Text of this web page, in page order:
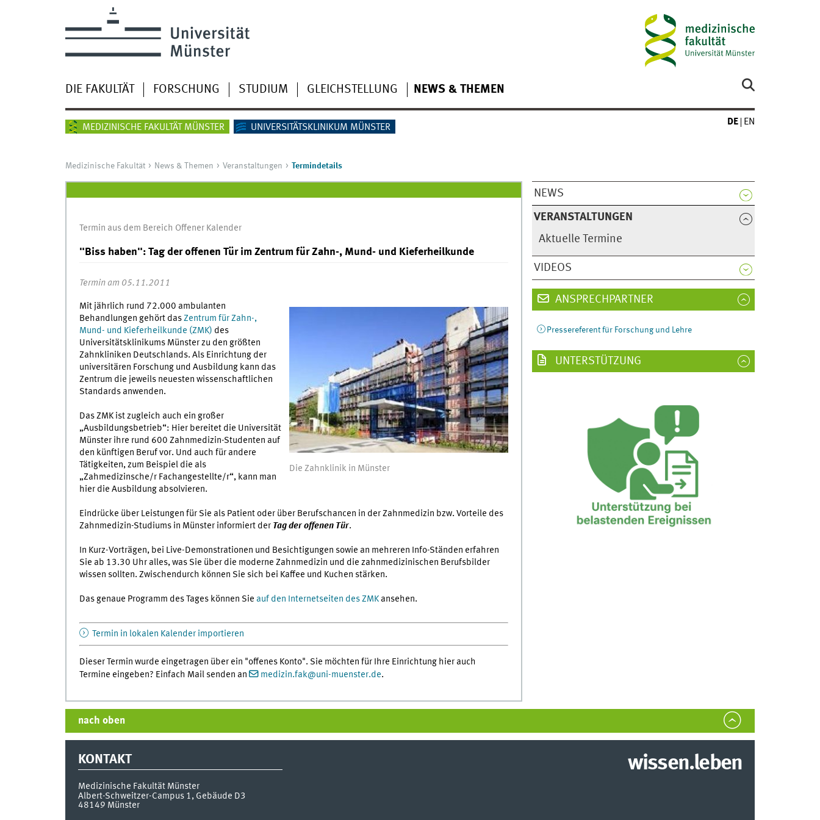
DIE FAKULTÄT FORSCHUNG STUDIUM GLEICHSTELLUNG NEWS & THEMEN
MEDIZINISCHE FAKULTÄT MÜNSTER UNIVERSITÄTSKLINIKUM MÜNSTER
DE EN
Medizinische Fakultät News & Themen Veranstaltungen Termindetails
NEWS
VERANSTALTUNGEN
Aktuelle Termine
VIDEOS
Termin aus dem Bereich Offener Kalender
"Biss haben": Tag der offenen Tür im Zentrum für Zahn-, Mund- und Kieferheilkunde
Termin am 05.11.2011
Die Zahnklinik in Münster
Mit jährlich rund 72.000 ambulanten
Behandlungen gehört dasZentrum für Zahn-,
Mund- und Kieferheilkunde (ZMK) des
Universitätsklinikums Münster zu den größten
Zahnkliniken Deutschlands. Als Einrichtung der
universitären Forschung und Ausbildung kann das
Zentrum die jeweils neuesten wissenschaftlichen
Standards anwenden.
Das ZMK ist zugleich auch ein großer
„Ausbildungsbetrieb“: Hier bereitet die Universität
Münster ihre rund 600 Zahnmedizin-Studenten auf
den künftigen Beruf vor. Und auch für andere
Tätigkeiten, zum Beispiel die als
„Zahmedizinsche/r Fachangestellte/r“, kann man
hier die Ausbildung absolvieren.
Eindrücke über Leistungen für Sie als Patient oder über Berufschancen in der Zahnmedizin bzw. Vorteile des
Zahnmedizin-Studiums in Münster informiert der Tag der offenen Tür.
In Kurz-Vorträgen, bei Live-Demonstrationen und Besichtigungen sowie an mehreren Info-Ständen erfahren
Sie ab 13.30 Uhr alles, was Sie über die moderne Zahnmedizin und die zahnmedizinischen Berufsbilder
wissen sollten. Zwischendurch können Sie sich bei Kaffee und Kuchen stärken.
Das genaue Programm des Tages können Sie auf den Internetseiten des ZMKansehen.
Termin in lokalen Kalender importieren
Dieser Termin wurde eingetragen über ein "offenes Konto". Sie möchten für Ihre Einrichtung hier auch
Termine eingeben? Einfach Mail senden an
medizin.fak@uni-muenster.de.
ANSPRECHPARTNER
Pressereferent für Forschung und Lehre
UNTERSTÜTZUNG
nach oben
KONTAKT
Medizinische Fakultät Münster
Albert-Schweitzer-Campus 1, Gebäude D3
48149 Münster
wissen.leben